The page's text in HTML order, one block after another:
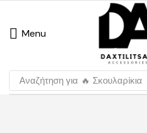
Menu
Αναζήτηση για 🔥 Σκουλαρίκια